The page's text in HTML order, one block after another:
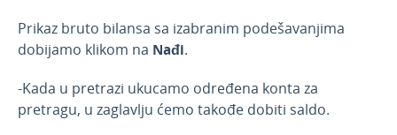
Prikaz bruto bilansa sa izabranim podešavanjima
dobijamo klikom na Nađi.
-Kada u pretrazi ukucamo određena konta za
pretragu, u zaglavlju ćemo takođe dobiti saldo.